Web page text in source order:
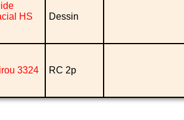
HS
Dessin
3324 RC 2p